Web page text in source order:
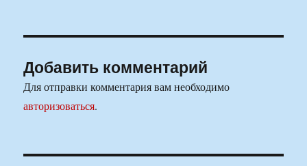
Добавить комментарий
Для отправки комментария вам необходимо
авторизоваться.